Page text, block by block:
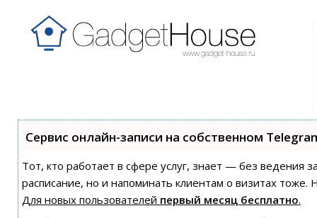
Сервис онлайн-записи на собственном
Тот, кто работает в сфере услуг, знает — без ведения
расписание, но и напоминать клиентам о визитах
Для новых пользователей первый месяц бесплатно.